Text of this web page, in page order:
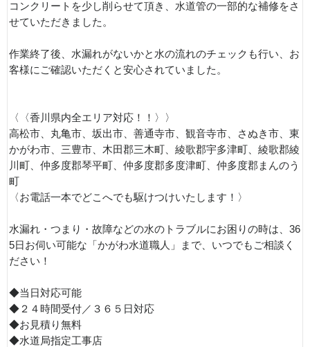
コンクリートを少し削らせて頂き、水道管の一部的な補修をさ
せていただきました。
作業終了後、水漏れがないかと水の流れのチェックも行い、お
客様にご確認いただくと安心されていました。
〈〈香川県内全エリア対応！！〉〉
高松市、丸亀市、坂出市、善通寺市、観音寺市、さぬき市、東
かがわ市、三豊市、木田郡三木町、綾歌郡宇多津町、綾歌郡綾
川町、仲多度郡琴平町、仲多度郡多度津町、仲多度郡まんのう
町
〈お電話一本でどこへでも駆けつけいたします！〉
水漏れ・つまり・故障などの水のトラブルにお困りの時は、36
5日お伺い可能な「かがわ水道職人」まで、いつでもご相談く
ださい！
◆当日対応可能
◆２４時間受付／３６５日対応
◆お見積り無料
◆水道局指定工事店